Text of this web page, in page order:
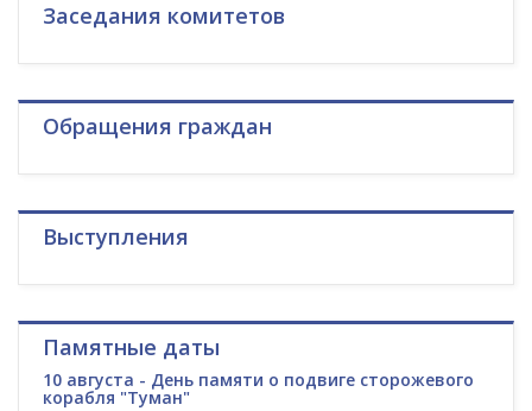
Заседания комитетов
Обращения граждан
Выступления
Памятные даты
10 августа - День памяти о подвиге сторожевого
корабля "Туман"